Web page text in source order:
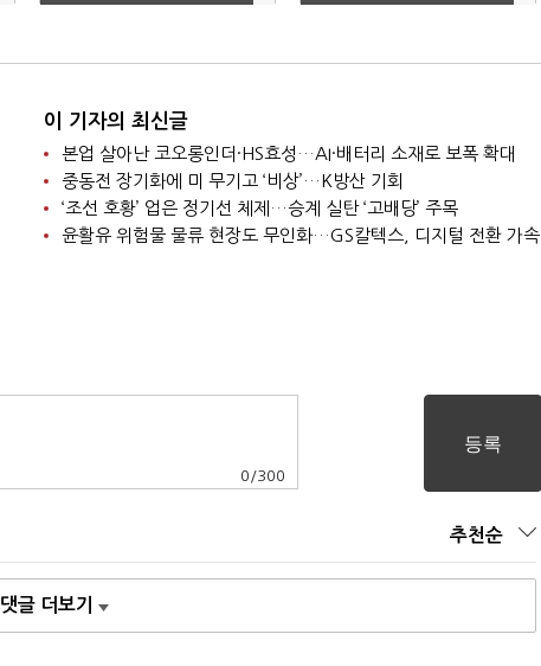
란
이 기자의 최신글
본업 살아난 코오롱인더·HS효성…AI·배터리 소재로 보폭 확대
중동전 장기화에 미 무기고 ‘비상’…K방산 기회
‘조선 호황’ 업은 정기선 체제…승계 실탄 ‘고배당’ 주목
윤활유 위험물 물류 현장도 무인화…GS칼텍스, 디지털 전환 가속
0 /300
추천순
댓글 더보기